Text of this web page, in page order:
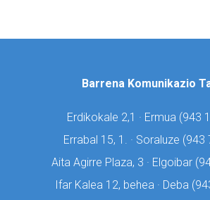
Barrena Komunikazio
Erdikokale 2,1 · Ermua (943
Errabal 15, 1. · Soraluze (943
Aita Agirre Plaza, 3 · Elgoibar (
Ifar Kalea 12, behea · Deba (